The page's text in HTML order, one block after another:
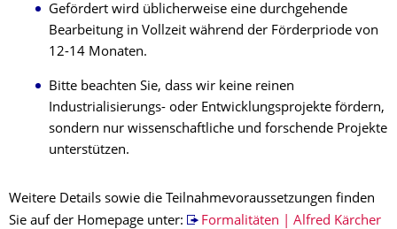
Gefördert wird üblicherweise eine durchgehende
Bearbeitung in Vollzeit während der Förderpriode von
12-14 Monaten.
Bitte beachten Sie, dass wir keine reinen
Industrialisierungs- oder Entwicklungsprojekte fördern,
sondern nur wissenschaftliche und forschende Projekte
unterstützen.
Weitere Details sowie die Teilnahmevoraussetzungen finden
Sie auf der Homepage unter:
Formalitäten | Alfred Kärcher